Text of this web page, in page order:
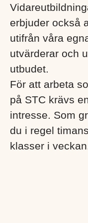
erbjuder också
utifrån våra
utvärderar och
utbudet.
För att arbeta
på STC krävs
intresse. Som
du i regel
klasser i